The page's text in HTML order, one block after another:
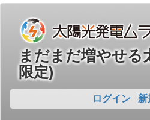
まだまだ増やせる
限定)
ログイン 新